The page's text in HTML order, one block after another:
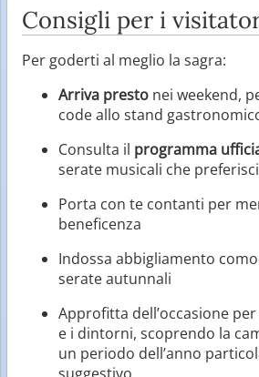
Consigli per i
Per goderti al meglio la sagra:
Arriva presto nei weekend,
code allo stand
Consulta il programma
serate musicali che preferisci
Porta con te contanti per
beneficenza
Indossa abbigliamento
serate autunnali
Approfitta dell’occasione
e i dintorni, scoprendo la
un periodo dell’anno